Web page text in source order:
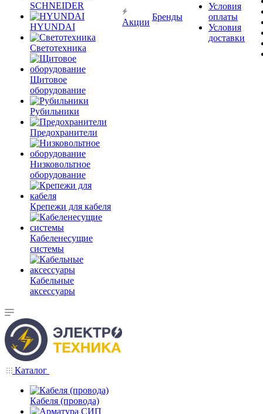
SCHNEIDER
HYUNDAI
Светотехника
Щитовое
оборудование
Рубильники
Предохранители
Низковольтное
оборудование
Крепежи для кабеля
Кабеленесущие
системы
Кабельные
аксессуары
Акции
Бренды
Условия
оплаты
Условия
доставки
Каталог
Кабеля (провода)